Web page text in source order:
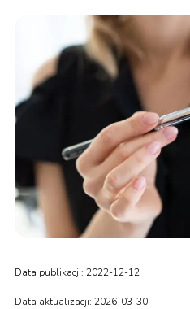
Data publikacji: 2022-12-12
Data aktualizacji: 2026-03-30